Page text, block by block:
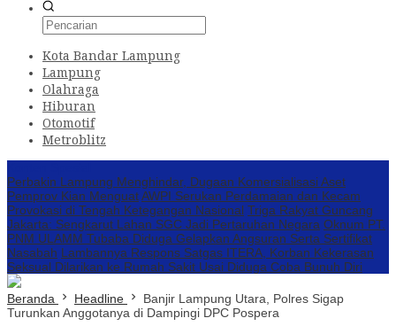
Kota Bandar Lampung
Lampung
Olahraga
Hiburan
Otomotif
Metroblitz
Perbakin Lampung Menghindar, Dugaan Komersialisasi Aset
Pemprov Kian MenguatAWPI Serukan Perdamaian dan Kecam
Provokasi di Tengah Ketegangan Nasional Triga Rakyat Guncang
Jakarta: Sengkarut Lahan SGC Jadi Pertaruhan Negara Oknum PT.
PNM ULAMM Tubaba Diduga Gelapkan Angsuran Serta Sertifikat
Nasabah Lambannya Respons Satgas ITERA, Korban Kekerasan
Seksual Dilarikan ke Rumah Sakit Usai Diduga Coba Bunuh Diri
Beranda Headline
Banjir Lampung Utara, Polres Sigap
Turunkan Anggotanya di Dampingi DPC Pospera